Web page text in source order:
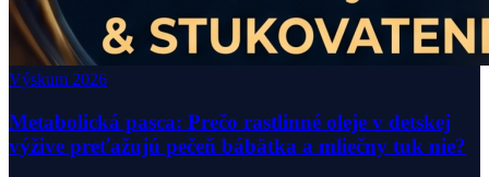
Výskum 2026
Metabolická pasca: Prečo rastlinné oleje v detskej
výžive preťažujú pečeň bábätka a mliečny tuk nie?